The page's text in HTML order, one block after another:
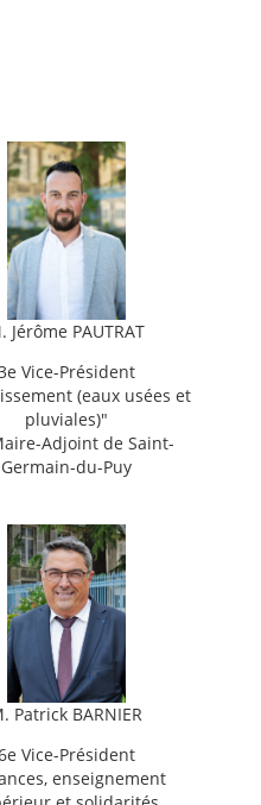
Jérôme PAUTRAT
Vice-Président
(eaux usées et
pluviales)"
Adjoint de Saint-
Germain-du-Puy
Patrick BARNIER
Vice-Président
enseignement